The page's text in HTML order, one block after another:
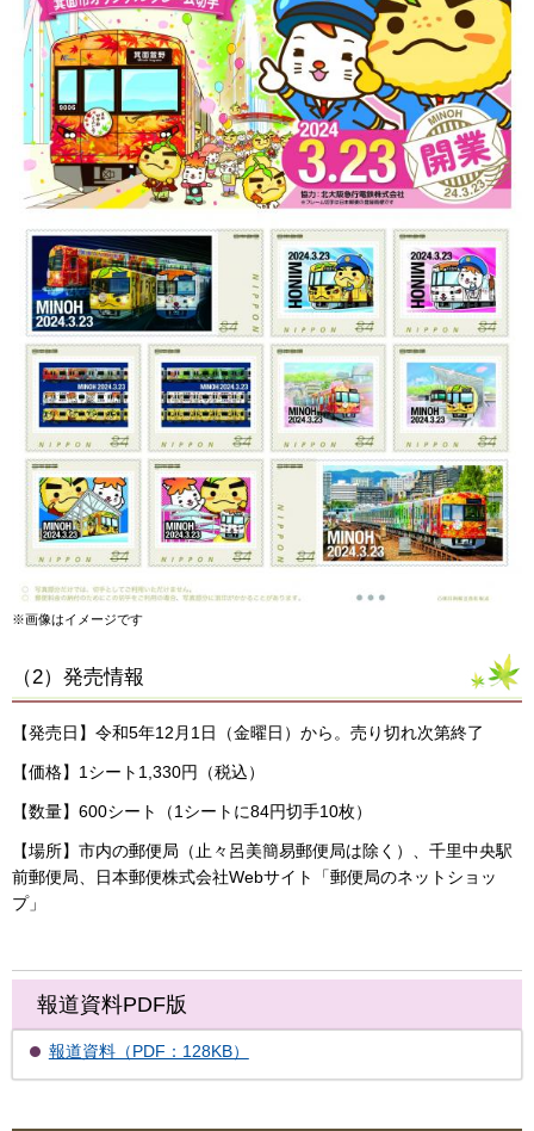
※画像はイメージです
（2）発売情報
【発売日】令和5年12月1日（金曜日）から。売り切れ次第終了
【価格】1シート1,330円（税込）
【数量】600シート（1シートに84円切手10枚）
【場所】市内の郵便局（止々呂美簡易郵便局は除く）、千里中央駅
前郵便局、日本郵便株式会社Webサイト「郵便局のネットショッ
プ」
報道資料PDF版
報道資料（PDF：128KB）